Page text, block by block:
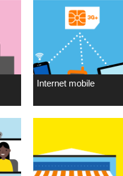
Internet mobile